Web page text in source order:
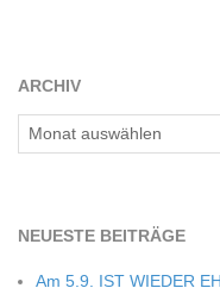
ARCHIV
Archiv
NEU­ESTE BEITRÄGE
Am 5.9. IST WIEDER